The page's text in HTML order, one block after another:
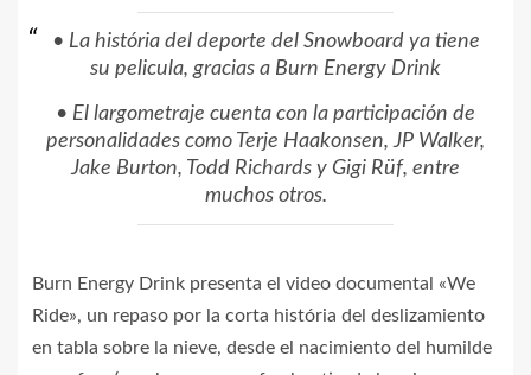
• La história del deporte del Snowboard ya tiene
su pelicula, gracias a Burn Energy Drink
• El largometraje cuenta con la participación de
personalidades como Terje Haakonsen, JP Walker,
Jake Burton, Todd Richards y Gigi Rüf, entre
muchos otros.
Burn Energy Drink presenta el video documental «We
Ride», un repaso por la corta história del deslizamiento
en tabla sobre la nieve, desde el nacimiento del humilde